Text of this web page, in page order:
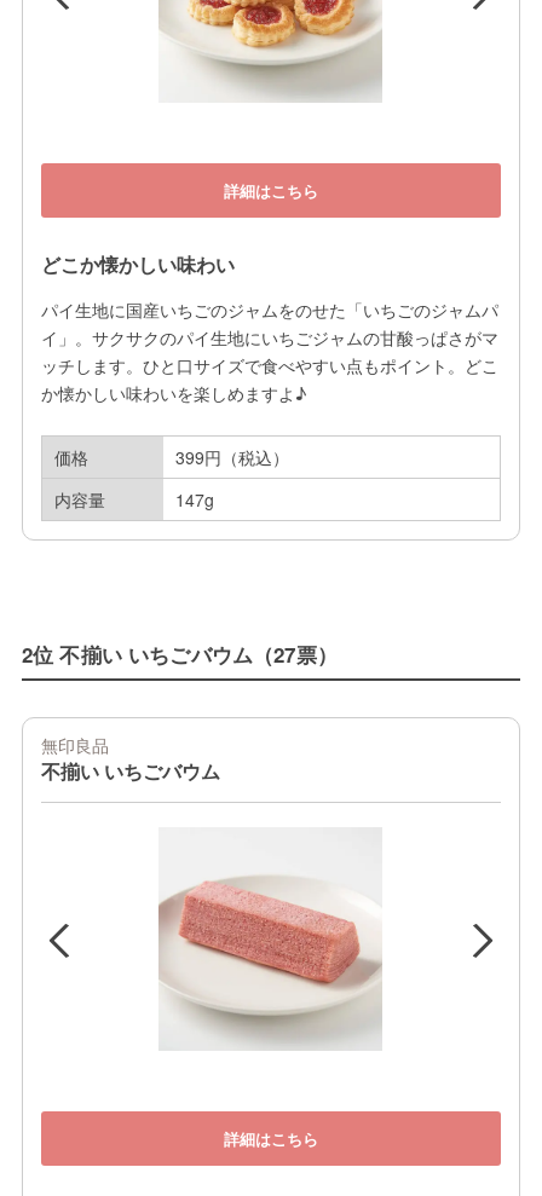
詳細はこちら
どこか懐かしい味わい
パイ生地に国産いちごのジャムをのせた「いちごのジャムパ
イ」。サクサクのパイ生地にいちごジャムの甘酸っぱさがマ
ッチします。ひと口サイズで食べやすい点もポイント。どこ
か懐かしい味わいを楽しめますよ♪
価格
399円（税込）
内容量
147g
2位 不揃い いちごバウム（27票）
無印良品
不揃い いちごバウム
詳細はこちら